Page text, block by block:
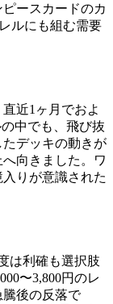
ースカードのカ
ルにも組む需要
近1ヶ月でおよ
中でも、飛び抜
デッキの動きが
向きました。ワ
りが意識された
は利確も選択肢
〜3,800円のレ
後の反落で